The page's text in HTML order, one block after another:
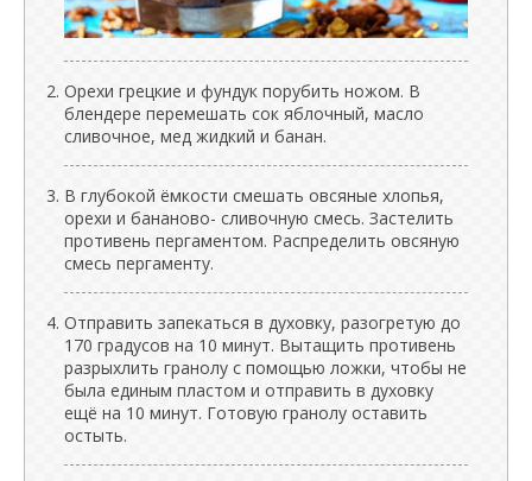
Орехи грецкие и фундук порубить ножом. В
блендере перемешать сок яблочный, масло
сливочное, мед жидкий и банан.
В глубокой ёмкости смешать овсяные хлопья,
орехи и бананово- сливочную смесь. Застелить
противень пергаментом. Распределить овсяную
смесь пергаменту.
Отправить запекаться в духовку, разогретую до
170 градусов на 10 минут. Вытащить противень
разрыхлить гранолу с помощью ложки, чтобы не
была единым пластом и отправить в духовку
ещё на 10 минут. Готовую гранолу оставить
остыть.